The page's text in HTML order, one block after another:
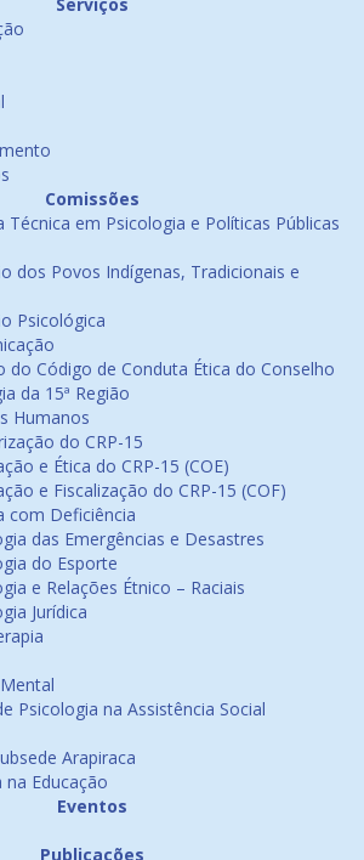
Comissões
Técnica em Psicologia e Políticas Públicas
dos Povos Indígenas, Tradicionais e
Psicológica
do Código de Conduta Ética do Conselho
da 15ª Região
Humanos
do CRP-15
e Ética do CRP-15 (COE)
e Fiscalização do CRP-15 (COF)
com Deficiência
das Emergências e Desastres
do Esporte
e Relações Étnico – Raciais
Jurídica
Psicologia na Assistência Social
Arapiraca
Educação
Eventos
Publicações